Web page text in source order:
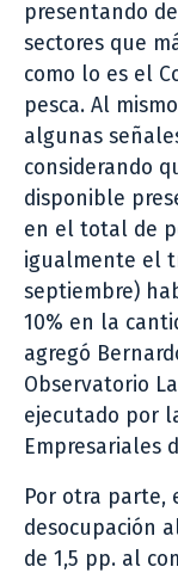
presentando
sectores que
como lo es el
pesca. Al
algunas
considerando
disponible
en el total de
igualmente el
septiembre)
10% en la
agregó
Observatorio
ejecutado por
Empresariales
Por otra parte,
desocupación
de 1,5 pp. al